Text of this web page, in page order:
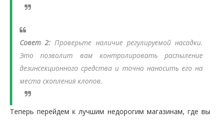
Совет 2: Проверьте наличие регулируемой насадки.
Это позволит вам контролировать распыление
дезинсекционного средства и точно наносить его на
места скопления клопов.
Теперь перейдем к лучшим недорогим магазинам, где вы